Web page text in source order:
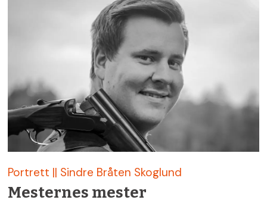
Portrett || Sindre Bråten Skoglund
Mesternes mester